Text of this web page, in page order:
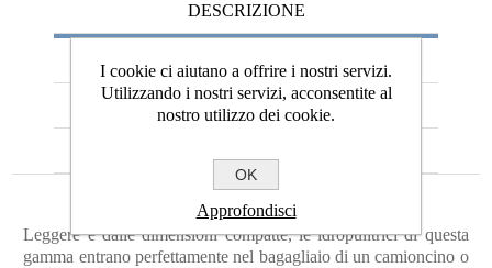
DESCRIZIONE
RICHIEDI ASSISTENZA
Leggere e dalle dimensioni compatte, le idropulitrici di questa
gamma entrano perfettamente nel bagagliaio di un camioncino o
I cookie ci aiutano a offrire i nostri servizi.
Utilizzando i nostri servizi, acconsentite al
nostro utilizzo dei cookie.
OK
Approfondisci